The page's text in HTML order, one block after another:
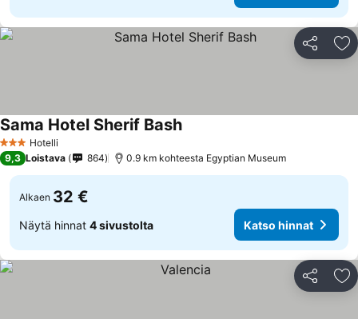
Jaa
3 Tähtiluokitus
Hotelli
Sama Hotel Sherif Bash
9,3 Loistava 864 0.9 km kohteesta Egyptian Museum
Alkaen 32 €
Näytä hinnat 4 sivustolta Katso hinnat
Jaa